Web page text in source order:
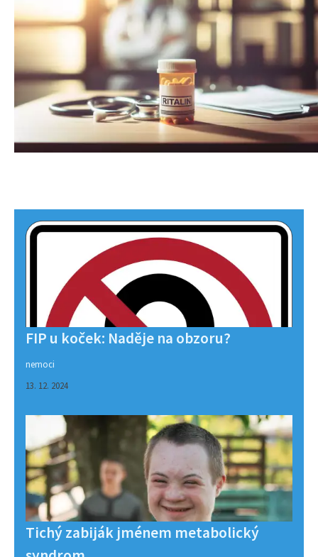
FIP u koček: Naděje na obzoru?
nemoci
13. 12. 2024
Tichý zabiják jménem metabolický